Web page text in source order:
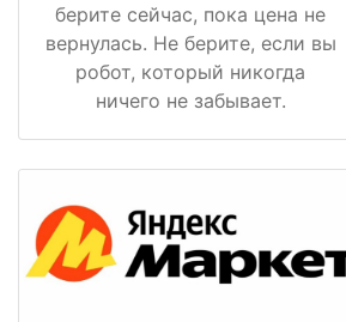
берите сейчас, пока цена не
вернулась. Не берите, если вы
робот, который никогда
ничего не забывает.